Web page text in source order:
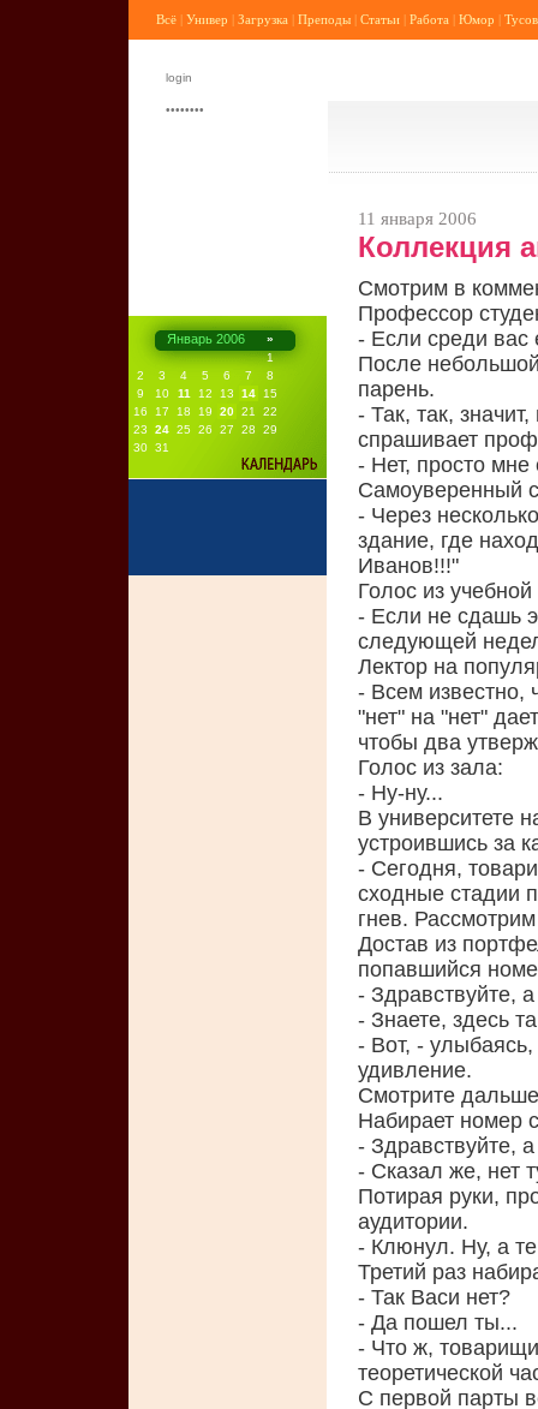
Всё | Универ | Загрузка | Преподы | Статьи | Работа | Юмор |
Январь 2006
»
1
2
3 4 5 6 7
8
9
10 11 12 13 14
15
16
17 18 19 20 21
22
23
24 25 26 27 28
29
30 31
11 января 2006
Коллекция
Смотрим в
Профессор
- Если среди вас
После
парень.
- Так, так,
спрашивает
- Нет, просто
Самоуверенный
- Через
здание, где
Иванов!!!"
Голос из учебной
- Если не сдашь
следующей
Лектор на
- Всем известно,
"нет" на "нет"
чтобы два
Голос из зала:
- Ну-ну...
В университете
устроившись за
- Сегодня,
сходные стадии
гнев.
Достав из
попавшийся
- Здравствуйте,
- Знаете, здесь
- Вот, -
удивление.
Смотрите
Набирает номер
- Здравствуйте,
- Сказал же, нет
Потирая руки,
аудитории.
- Клюнул. Ну, а
Третий раз
- Так Васи нет?
- Да пошел ты...
- Что ж,
теоретической
С первой парты